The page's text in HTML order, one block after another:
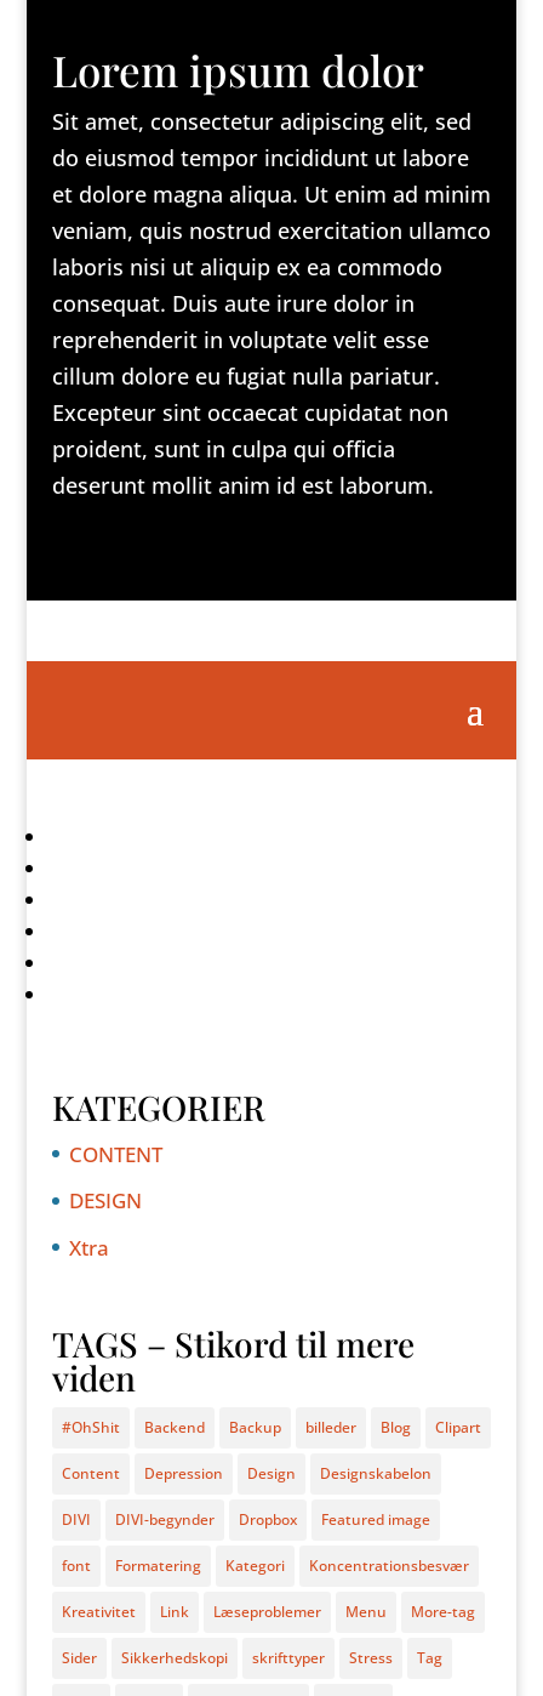
Lorem ipsum dolor
Sit amet, consectetur adipiscing elit, sed
do eiusmod tempor incididunt ut labore
et dolore magna aliqua. Ut enim ad minim
veniam, quis nostrud exercitation ullamco
laboris nisi ut aliquip ex ea commodo
consequat. Duis aute irure dolor in
reprehenderit in voluptate velit esse
cillum dolore eu fugiat nulla pariatur.
Excepteur sint occaecat cupidatat non
proident, sunt in culpa qui officia
deserunt mollit anim id est laborum.
KATEGORIER
CONTENT
DESIGN
Xtra
TAGS – Stikord til mere
viden
#OhShit Backend Backup billeder Blog Clipart
Content Depression Design Designskabelon
DIVI DIVI-begynder Dropbox Featured image
font Formatering Kategori Koncentrationsbesvær
Kreativitet Link Læseproblemer Menu More-tag
Sider Sikkerhedskopi skrifttyper Stress Tag